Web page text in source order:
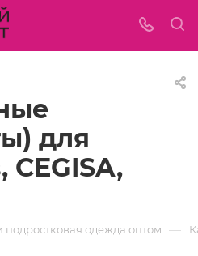
для
одежда оптом —